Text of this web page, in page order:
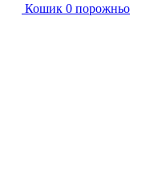
Кошик 0 порожньо